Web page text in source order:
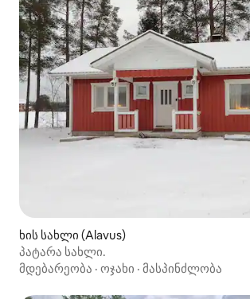
ხის სახლი (Alavus)
პატარა სახლი.
მდებარეობა · ოჯახი · მასპინძლობა